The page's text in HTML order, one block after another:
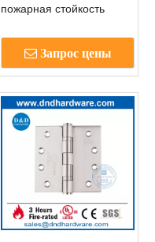
пожарная стойкость
стали Hinge-DDSSS001-
FR-4X4X3.0Запрос цены